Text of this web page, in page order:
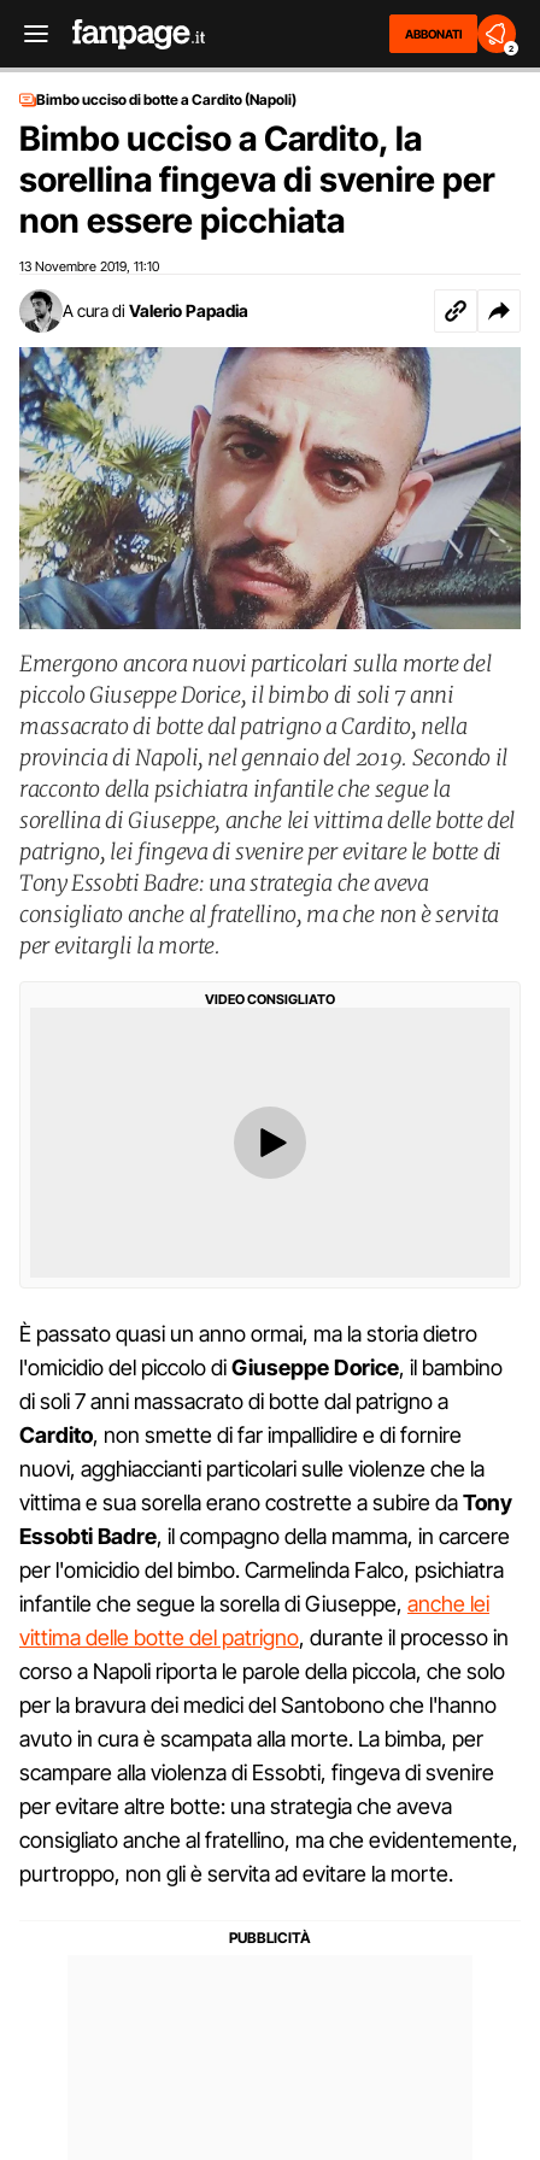
ABBONATI
2
Bimbo ucciso di botte a Cardito (Napoli)
Bimbo ucciso a Cardito, la
sorellina fingeva di svenire per
non essere picchiata
13 Novembre 2019 11:10
A cura di Valerio Papadia
Emergono ancora nuovi particolari sulla morte del
piccolo Giuseppe Dorice, il bimbo di soli 7 anni
massacrato di botte dal patrigno a Cardito, nella
provincia di Napoli, nel gennaio del 2019. Secondo il
racconto della psichiatra infantile che segue la
sorellina di Giuseppe, anche lei vittima delle botte del
patrigno, lei fingeva di svenire per evitare le botte di
Tony Essobti Badre: una strategia che aveva
consigliato anche al fratellino, ma che non è servita
per evitargli la morte.
VIDEO CONSIGLIATO
È passato quasi un anno ormai, ma la storia dietro
l'omicidio del piccolo diGiuseppe Dorice, il bambino
di soli 7 anni massacrato di botte dal patrigno a
Cardito, non smette di far impallidire e di fornire
nuovi, agghiaccianti particolari sulle violenze che la
vittima e sua sorella erano costrette a subire daTony
Essobti Badre, il compagno della mamma, in carcere
per l'omicidio del bimbo. Carmelinda Falco, psichiatra
infantile che segue la sorella di Giuseppe, anche lei
vittima delle botte del patrigno, durante il processo in
corso a Napoli riporta le parole della piccola, che solo
per la bravura dei medici del Santobono che l'hanno
avuto in cura è scampata alla morte. La bimba, per
scampare alla violenza di Essobti, fingeva di svenire
per evitare altre botte: una strategia che aveva
consigliato anche al fratellino, ma che evidentemente,
purtroppo, non gli è servita ad evitare la morte.